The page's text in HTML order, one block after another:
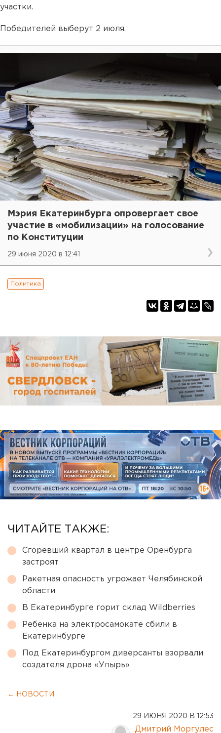
участки.
Победителей выберут 2 июля.
Мэрия Екатеринбурга опровергает свое
участие в «мобилизации» на голосование
по Конституции
29 июня 2020 в 12:41
Политика
ЧИТАЙТЕ ТАКЖЕ:
Сгоревший квартал в центре Оренбурга
застроят
Ракетная опасность угрожает Челябинской
области
В Екатеринбурге горит склад Wildberries
Ребенка на электросамокате сбили в
Екатеринбурге
Под Екатеринбургом диверсанты взорвали
создателя дрона «Упырь»
← НОВОСТИ
29 ИЮНЯ 2020 В 12:53
Дмитрий Моргулес